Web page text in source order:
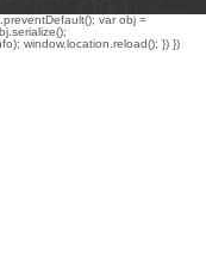
var obj =
window.location.reload(); }) })